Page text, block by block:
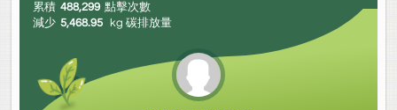
累積 488,299 點擊次數
減少 5,468.95 kg 碳排放量